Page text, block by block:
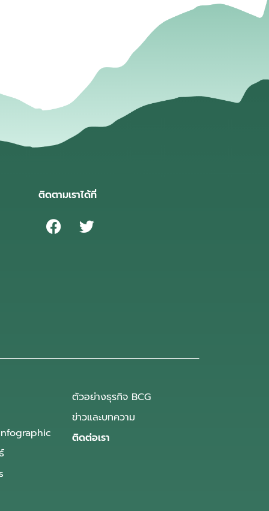
ติดตามเราได้ที่
ตัวอย่างธุรกิจ BCG
ข่าวและบทความ
ติดต่อเรา